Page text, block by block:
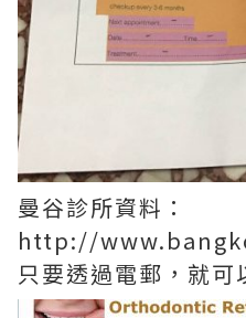
曼谷診所資料：
http://
只要透過電郵，就可